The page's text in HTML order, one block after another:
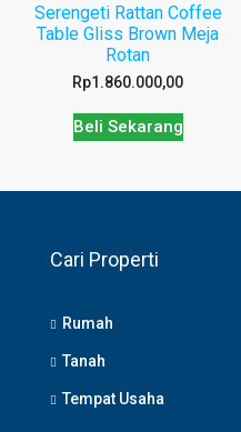
Serengeti Rattan Coffee
Table Gliss Brown Meja
Rotan
Rp1.860.000,00
Beli Sekarang
Cari Properti
Rumah
Tanah
Tempat Usaha